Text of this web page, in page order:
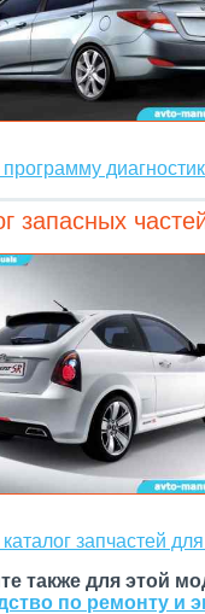
программу
запасных
запчастей
также для этой
по ремонту и